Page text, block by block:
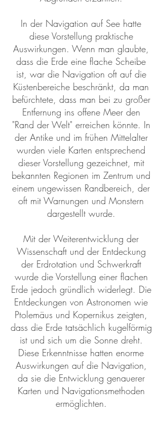
In der Navigation auf See hatte
diese Vorstellung praktische
Auswirkungen. Wenn man glaubte,
dass die Erde eine flache Scheibe
ist, war die Navigation oft auf die
Küstenbereiche beschränkt, da man
befürchtete, dass man bei zu großer
Entfernung ins offene Meer den
"Rand der Welt" erreichen könnte. In
der Antike und im frühen Mittelalter
wurden viele Karten entsprechend
dieser Vorstellung gezeichnet, mit
bekannten Regionen im Zentrum und
einem ungewissen Randbereich, der
oft mit Warnungen und Monstern
dargestellt wurde.
Mit der Weiterentwicklung der
Wissenschaft und der Entdeckung
der Erdrotation und Schwerkraft
wurde die Vorstellung einer flachen
Erde jedoch gründlich widerlegt. Die
Entdeckungen von Astronomen wie
Ptolemäus und Kopernikus zeigten,
dass die Erde tatsächlich kugelförmig
ist und sich um die Sonne dreht.
Diese Erkenntnisse hatten enorme
Auswirkungen auf die Navigation,
da sie die Entwicklung genauerer
Karten und Navigationsmethoden
ermöglichten.